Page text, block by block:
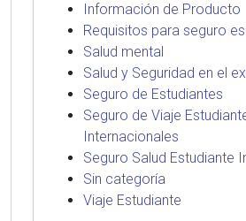
Información de Producto
Requisitos para seguro
Salud mental
Salud y Seguridad en el
Seguro de Estudiantes
Seguro de Viaje
Internacionales
Seguro Salud Estudiante
Sin categoría
Viaje Estudiante